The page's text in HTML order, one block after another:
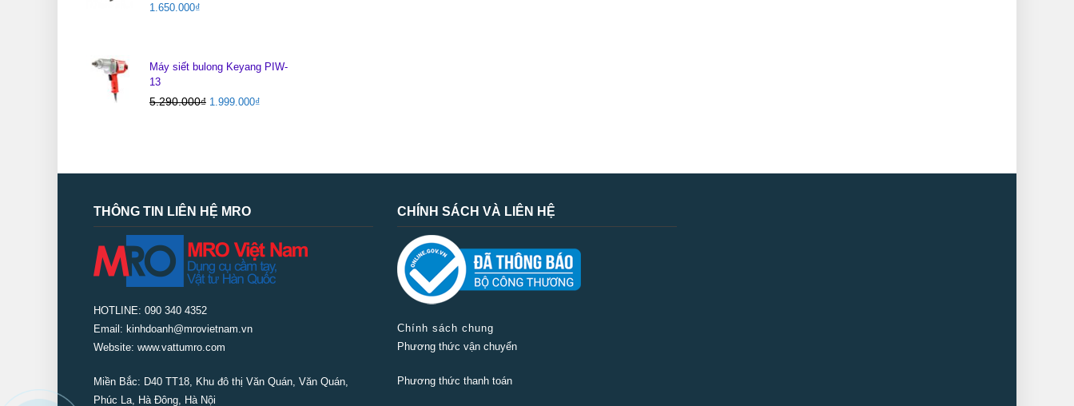
1.650.000₫
Máy siết bulong Keyang PIW-
13
5.290.000₫ 1.999.000₫
THÔNG TIN LIÊN HỆ MRO
HOTLINE: 090 340 4352
Email: kinhdoanh@mrovietnam.vn
Website: www.vattumro.com
Miền Bắc: D40 TT18, Khu đô thị Văn Quán, Văn Quán,
Phúc La, Hà Đông, Hà Nội
CHÍNH SÁCH VÀ LIÊN HỆ
Chính sách chung
Phương thức vận chuyển
Phương thức thanh toán